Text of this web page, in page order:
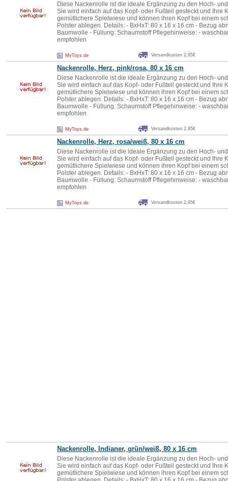
Diese Nackenrolle ist die ideale Ergänzung zu den Hoch-
Sie wird einfach auf das Kopf- oder Fußteil gesteckt und Ihre
gemütlichere Spielwiese und können ihren Kopf bei einem
Polster ablegen. Details: - BxHxT: 80 x 16 x 16 cm - Bezug
Baumwolle - Füllung: Schaumstoff Pflegehinweise: -
empfohlen
MyToys.de Versandkosten 2,95€
Nackenrolle, Herz, pink/rosa, 80 x 16 cm
Diese Nackenrolle ist die ideale Ergänzung zu den Hoch-
Sie wird einfach auf das Kopf- oder Fußteil gesteckt und Ihre
gemütlichere Spielwiese und können ihren Kopf bei einem
Polster ablegen. Details: - BxHxT: 80 x 16 x 16 cm - Bezug
Baumwolle - Füllung: Schaumstoff Pflegehinweise: -
empfohlen
MyToys.de Versandkosten 2,95€
Nackenrolle, Herz, rosa/weiß, 80 x 16 cm
Diese Nackenrolle ist die ideale Ergänzung zu den Hoch-
Sie wird einfach auf das Kopf- oder Fußteil gesteckt und Ihre
gemütlichere Spielwiese und können ihren Kopf bei einem
Polster ablegen. Details: - BxHxT: 80 x 16 x 16 cm - Bezug
Baumwolle - Füllung: Schaumstoff Pflegehinweise: -
empfohlen
MyToys.de Versandkosten 2,95€
Nackenrolle, Indianer, grün/weiß, 80 x 16 cm
Diese Nackenrolle ist die ideale Ergänzung zu den Hoch-
Sie wird einfach auf das Kopf- oder Fußteil gesteckt und Ihre
gemütlichere Spielwiese und können ihren Kopf bei einem